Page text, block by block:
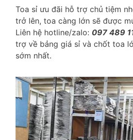
Toa sỉ ưu đãi hỗ trợ chủ tiệm
trở lên, toa càng lớn sẽ được
Liên hệ hotline/zalo: 097 489
trợ về bảng giá sỉ và chốt toa
sớm nhất.